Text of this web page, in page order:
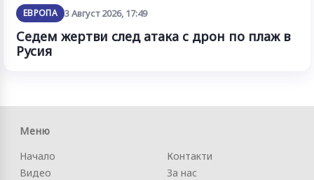
ЕВРОПА 3 Август 2026, 17:49
Седем жертви след атака с дрон по плаж в
Русия
Меню
Начало
Видео
Контакти
За нас